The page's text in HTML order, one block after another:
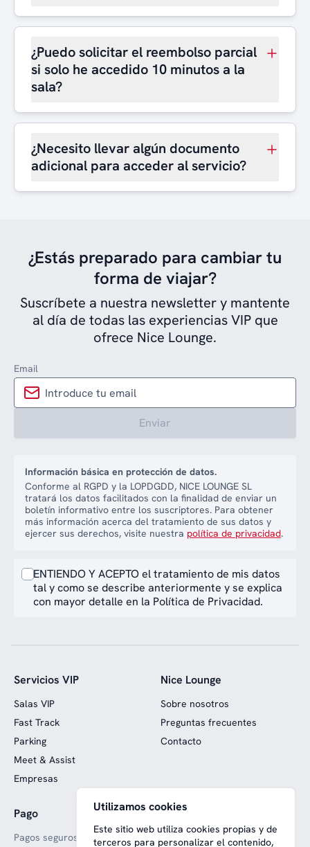
¿Puedo solicitar el reembolso parcial
si solo he accedido 10 minutos a la
sala?
¿Necesito llevar algún documento
adicional para acceder al servicio?
¿Estás preparado para cambiar tu
forma de viajar?
Suscríbete a nuestra newsletter y mantente
al día de todas las experiencias VIP que
ofrece Nice Lounge.
Email
Enviar
Información básica en protección de datos.
Conforme al RGPD y la LOPDGDD, NICE LOUNGE SL
tratará los datos facilitados con la finalidad de enviar un
boletín informativo entre los suscriptores. Para obtener
más información acerca del tratamiento de sus datos y
ejercer sus derechos, visite nuestra política de privacidad.
ENTIENDO Y ACEPTO el tratamiento de mis datos
tal y como se describe anteriormente y se explica
con mayor detalle en la Política de Privacidad.
Servicios VIP
Salas VIP
Fast Track
Parking
Meet & Assist
Empresas
Nice Lounge
Sobre nosotros
Preguntas frecuentes
Contacto
Pago
Pagos seguros
Web financiada con fondos
europeos
Utilizamos cookies
Este sitio web utiliza cookies propias y de
terceros para personalizar el contenido,